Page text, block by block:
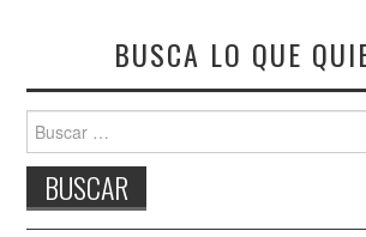
BUSCA LO QUE
Buscar: